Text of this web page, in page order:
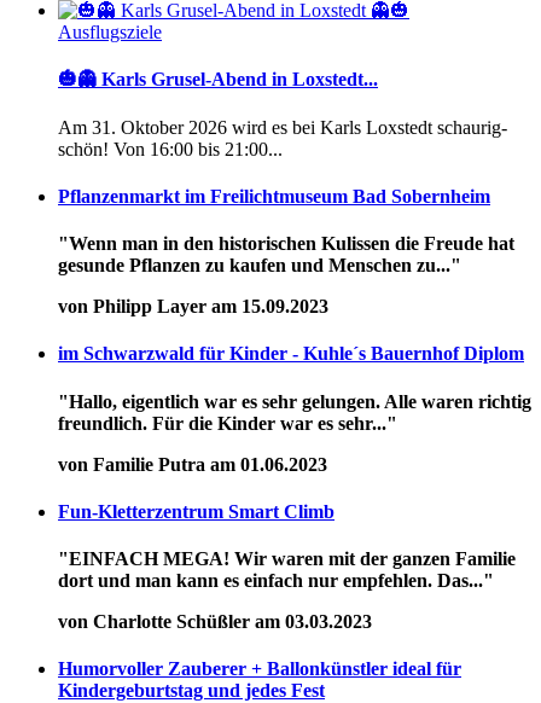
Ausflugsziele
🎃👻 Karls Grusel-Abend in Loxstedt...
Am 31. Oktober 2026 wird es bei Karls Loxstedt schaurig-
schön! Von 16:00 bis 21:00...
Pflanzenmarkt im Freilichtmuseum Bad Sobernheim
"Wenn man in den historischen Kulissen die Freude hat
gesunde Pflanzen zu kaufen und Menschen zu..."
von Philipp Layer am 15.09.2023
im Schwarzwald für Kinder - Kuhle´s Bauernhof Diplom
"Hallo, eigentlich war es sehr gelungen. Alle waren richtig
freundlich. Für die Kinder war es sehr..."
von Familie Putra am 01.06.2023
Fun-Kletterzentrum Smart Climb
"EINFACH MEGA! Wir waren mit der ganzen Familie
dort und man kann es einfach nur empfehlen. Das..."
von Charlotte Schüßler am 03.03.2023
Humorvoller Zauberer + Ballonkünstler ideal für
Kindergeburtstag und jedes Fest